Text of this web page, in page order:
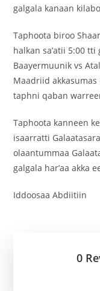
galgala kanaan
Taphoota biroo
halkan sa’atii 5:00
Baayermuunik vs
Maadriid
taphni qaban
Taphoota kanneen
isaarratti
olaantummaa
galgala har’aa akka
Iddoosaa Abdiitiin
0